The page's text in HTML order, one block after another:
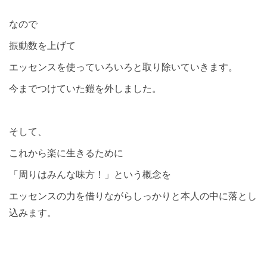
なので
振動数を上げて
エッセンスを使っていろいろと取り除いていきます。
今までつけていた鎧を外しました。
そして、
これから楽に生きるために
「周りはみんな味方！」という概念を
エッセンスの力を借りながらしっかりと本人の中に落とし
込みます。